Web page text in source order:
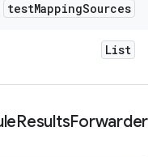
testMappingSources
List
ResultsForwarder